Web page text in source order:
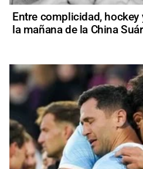
Entre complicidad, hockey
la mañana de la China